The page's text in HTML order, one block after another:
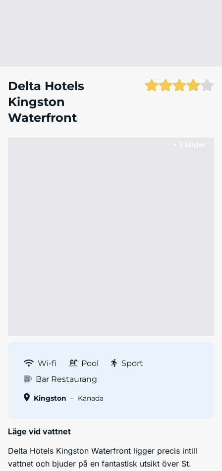
Delta Hotels
Kingston
Waterfront
+ 3 bilder
Wi-fi Pool
Sport
Bar Restaurang
Kingston – Kanada
Läge vid vattnet
Delta Hotels Kingston Waterfront ligger precis intill
vattnet och bjuder på en fantastisk utsikt över St.